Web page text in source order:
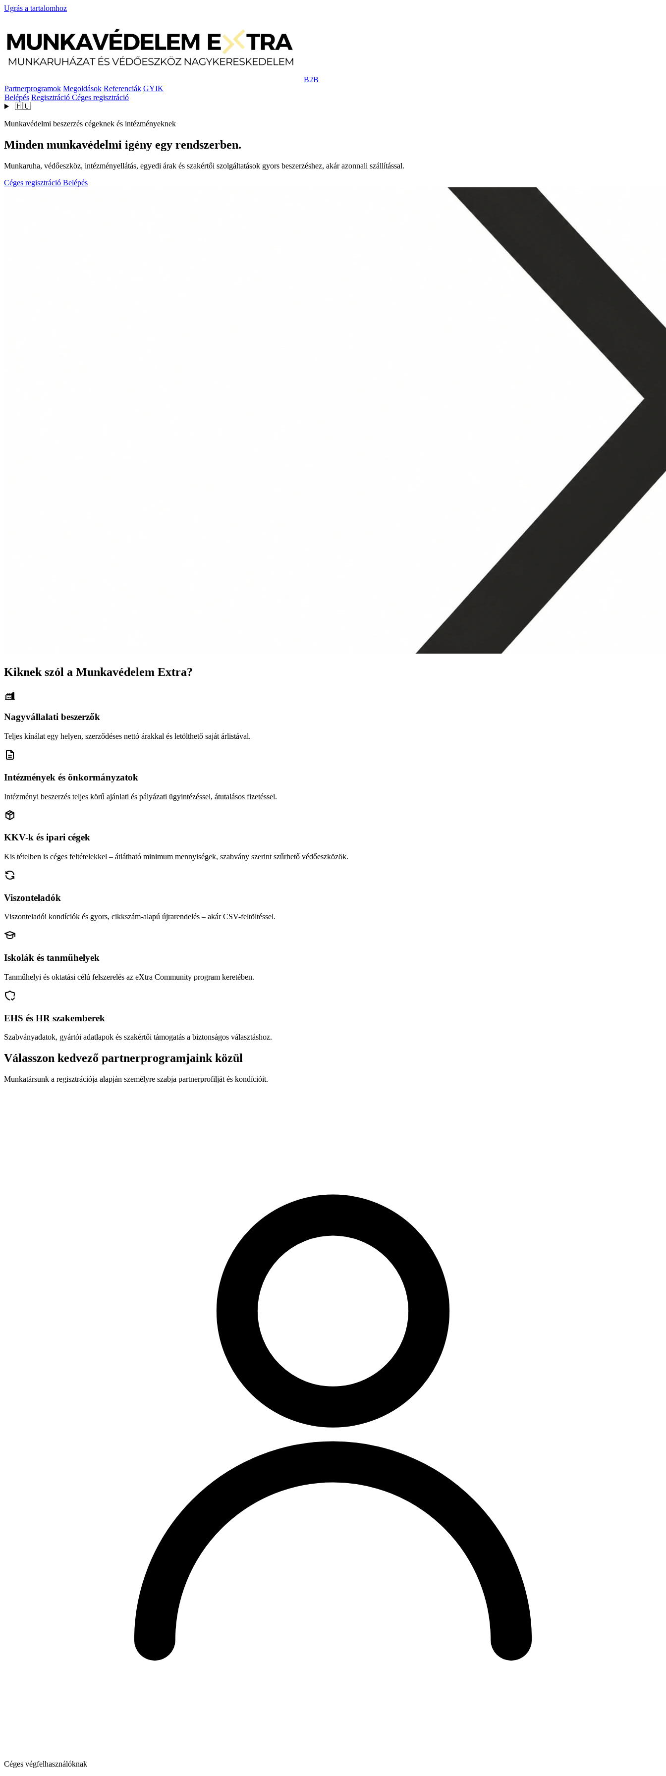
Ugrás a tartalomhoz
B2B
Partnerprogramok Megoldások Referenciák GYIK
Belépés Regisztráció Céges regisztráció
🇭🇺
Munkavédelmi beszerzés cégeknek és intézményeknek
Minden munkavédelmi igény egy rendszerben.
Munkaruha, védőeszköz, intézményellátás, egyedi árak és szakértői szolgáltatások gyors beszerzéshez, akár azonnali szállítással.
Céges regisztráció Belépés
Kiknek szól a Munkavédelem Extra?
Nagyvállalati beszerzők
Teljes kínálat egy helyen, szerződéses nettó árakkal és letölthető saját árlistával.
Intézmények és önkormányzatok
Intézményi beszerzés teljes körű ajánlati és pályázati ügyintézéssel, átutalásos fizetéssel.
KKV-k és ipari cégek
Kis tételben is céges feltételekkel – átlátható minimum mennyiségek, szabvány szerint szűrhető védőeszközök.
Viszonteladók
Viszonteladói kondíciók és gyors, cikkszám-alapú újrarendelés – akár CSV-feltöltéssel.
Iskolák és tanműhelyek
Tanműhelyi és oktatási célú felszerelés az eXtra Community program keretében.
EHS és HR szakemberek
Szabványadatok, gyártói adatlapok és szakértői támogatás a biztonságos választáshoz.
Válasszon kedvező partnerprogramjaink közül
Munkatársunk a regisztrációja alapján személyre szabja partnerprofilját és kondícióit.
Céges végfelhasználóknak